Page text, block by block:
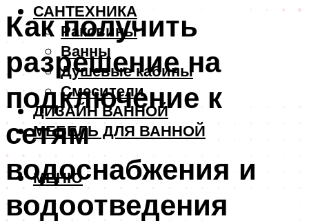
САНТЕХНИКА
Раковины
Ванны
Душевые кабины
Смесители
ДИЗАЙН ВАННОЙ
МЕБЕЛЬ ДЛЯ ВАННОЙ
МЕНЮ
Как получить
разрешение на
подключение к
сетям
водоснабжения и
водоотведения